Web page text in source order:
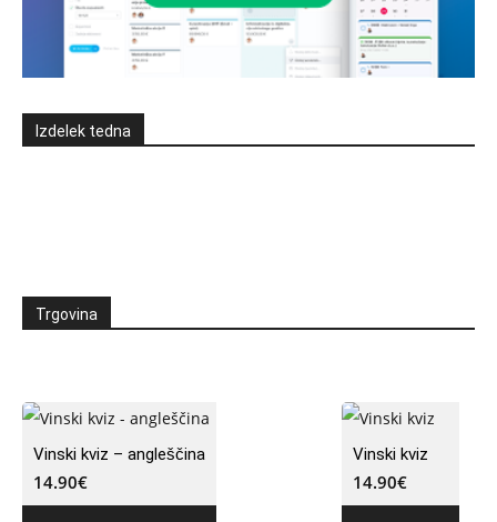
Izdelek tedna
Trgovina
Vinski kviz – angleščina
14.90€
Vinski kviz
14.90€